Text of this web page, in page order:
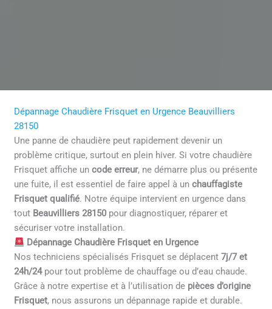
Dépannage Chaudière Frisquet en Urgence Beauvilliers
28150
Une panne de chaudière peut rapidement devenir un
problème critique, surtout en plein hiver. Si votre chaudière
Frisquet affiche uncode erreur, ne démarre plus ou présente
une fuite, il est essentiel de faire appel à unchauffagiste
Frisquet qualifié. Notre équipe intervient en urgence dans
tout Beauvilliers 28150 pour diagnostiquer, réparer et
sécuriser votre installation.
Dépannage Chaudière Frisquet en Urgence
Nos techniciens spécialisés Frisquet se déplacent7j/7 et
24h/24pour tout problème de chauffage ou d’eau chaude.
Grâce à notre expertise et à l’utilisation de pièces d’origine
Frisquet, nous assurons un dépannage rapide et durable.